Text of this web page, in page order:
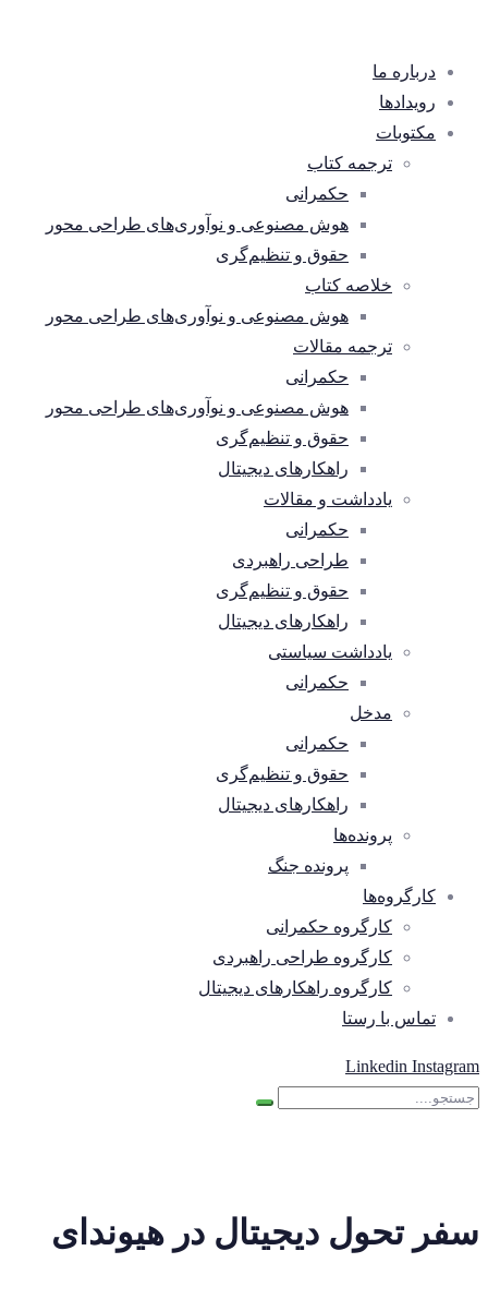
درباره ما
رویدادها
مکتوبات
ترجمه کتاب
حکمرانی
هوش مصنوعی و نوآوری‌های طراحی محور
حقوق و تنظیم‌گری
خلاصه کتاب
هوش مصنوعی و نوآوری‌های طراحی محور
ترجمه مقالات
حکمرانی
هوش مصنوعی و نوآوری‌های طراحی محور
حقوق و تنظیم‌گری
راهکارهای دیجیتال
یادداشت و مقالات
حکمرانی
طراحی راهبردی
حقوق و تنظیم‌گری
راهکارهای دیجیتال
یادداشت سیاستی
حکمرانی
مدخل
حکمرانی
حقوق و تنظیم‌گری
راهکارهای دیجیتال
پرونده‌ها
پرونده جنگ
کارگروه‌ها
کارگروه حکمرانی
کارگروه طراحی راهبردی
کارگروه راهکارهای دیجیتال
تماس با رستا
Linkedin Instagram
سفر تحول دیجیتال در هیوندای